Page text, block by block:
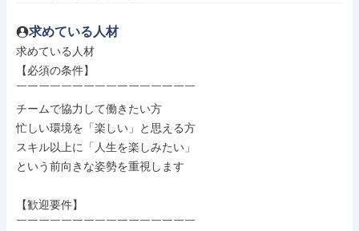
求めている人材
求めている人材
【必須の条件】
￣￣￣￣￣￣￣￣￣￣￣￣￣￣￣￣
チームで協力して働きたい方
忙しい環境を「楽しい」と思える方
スキル以上に「人生を楽しみたい」
という前向きな姿勢を重視します
【歓迎要件】
￣￣￣￣￣￣￣￣￣￣￣￣￣￣￣￣